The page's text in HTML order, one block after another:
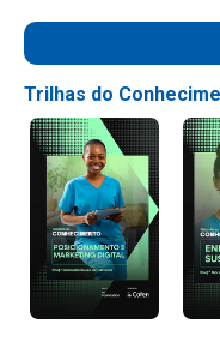
Trilhas do